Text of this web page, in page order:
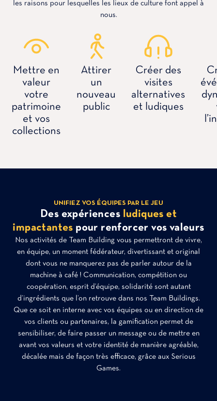
les raisons pour lesquelles les lieux de culture font appel à
nous.
Mettre en
valeur
votre
patrimoine
et vos
collections
Attirer
un
nouveau
public
Créer des
visites
alternatives
et ludiques
Des expériences
ludiques et
impactantes pour renforcer vos valeurs
UNIFIEZ VOS ÉQUIPES PAR LE JEU
Nos activités de Team Building vous permettront de vivre,
en équipe, un moment fédérateur, divertissant et original
dont vous ne manquerez pas de parler autour de la
machine à café ! Communication, compétition ou
coopération, esprit d’équipe, solidarité sont autant
d’ingrédients que l’on retrouve dans nos Team Buildings.
Que ce soit en interne avec vos équipes ou en direction de
vos clients ou partenaires, la gamification permet de
sensibiliser, de faire passer un message ou de mettre en
avant vos valeurs et votre identité de manière agréable,
décalée mais de façon très efficace, grâce aux Serious
Games.